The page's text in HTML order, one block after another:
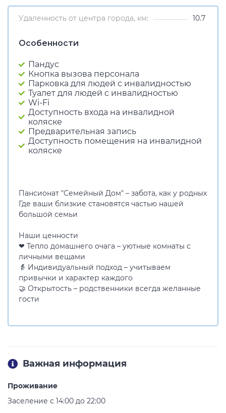
Удаленность от центра города, км: 10.7
Особенности
Пандус
Кнопка вызова персонала
Парковка для людей с инвалидностью
Туалет для людей с инвалидностью
Wi-Fi
Доступность входа на инвалидной
коляске
Предварительная запись
Доступность помещения на инвалидной
коляске
Пансионат "Семейный Дом" – забота, как у родных
Где ваши близкие становятся частью нашей
большой семьи
Наши ценности
❤ Тепло домашнего очага – уютные комнаты с
личными вещами
👵 Индивидуальный подход – учитываем
привычки и характер каждого
🤝 Открытость – родственники всегда желанные
гости
Важная информация
Проживание
Заселение с 14:00 до 22:00